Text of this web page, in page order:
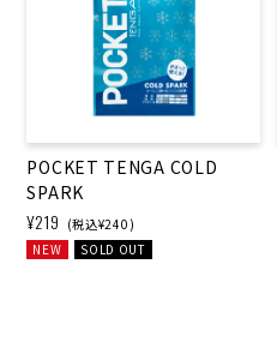
POCKET TENGA COLD
SPARK
¥219 (税込¥240)
NEW
SOLD OUT